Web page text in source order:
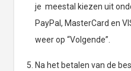
je meestal kiezen uit
PayPal, MasterCard en
weer op “Volgende”.
Na het betalen van de